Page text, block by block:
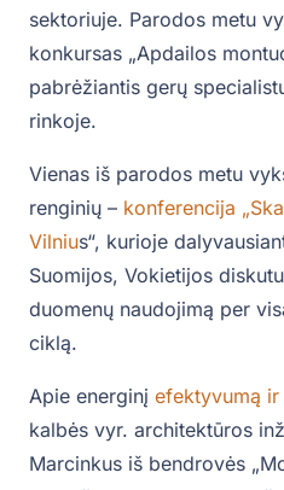
sektoriuje. Parodos metu
konkursas „Apdailos
pabrėžiantis gerų
rinkoje.
Vienas iš parodos metu
renginių – konferencija
Vilnius“, kurioje
Suomijos, Vokietijos
duomenų naudojimą per
ciklą.
Apie energinį efektyvumą
kalbės vyr. architektūros
Marcinkus iš bendrovės